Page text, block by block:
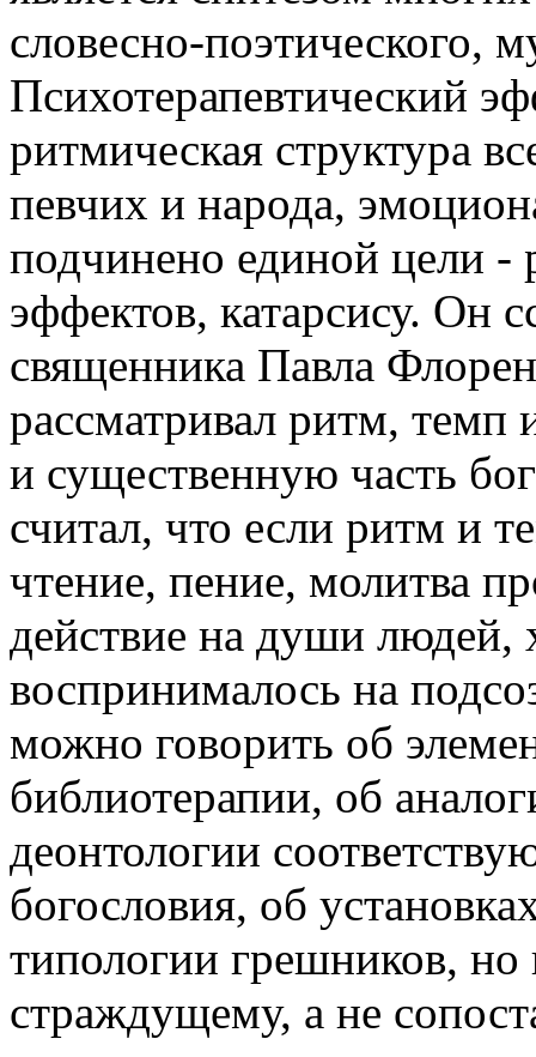
словесно-поэтического,
Психотерапевтический
ритмическая структура
певчих и народа,
подчинено единой цели -
эффектов, катарсису. Он
священника Павла
рассматривал ритм,
и существенную часть
считал, что если ритм и
чтение, пение, молитва
действие на души людей,
воспринималось на
можно говорить об
библиотерапии, об
деонтологии
богословия, об
типологии грешников,
страждущему, а не